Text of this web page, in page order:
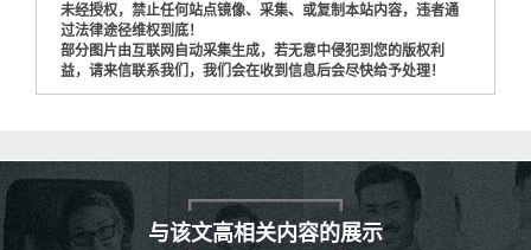
未经授权，禁止任何站点镜像、采集、或复制本站内容，违者通
过法律途径维权到底！
部分图片由互联网自动采集生成，若无意中侵犯到您的版权利
益，请来信联系我们，我们会在收到信息后会尽快给予处理！
与该文高相关内容的展示